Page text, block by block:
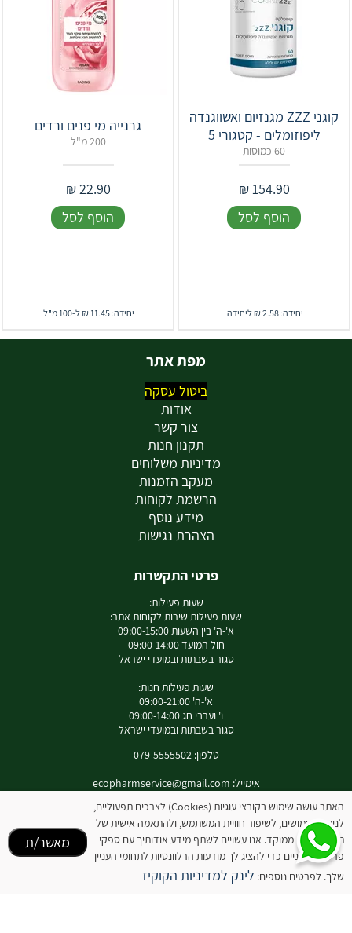
קוגני ZZZ מגנזיום ואשווגנדה
ליפוזומלים - קטגורי 5
60 כמוסות
154.90
₪
הוסף לסל
יחידה: 2.58 ₪ ליחידה
גרנייה מי פנים ורדים
200 מ"ל
22.90
₪
הוסף לסל
יחידה: 11.45 ₪ ל-100 מ"ל
מפת אתר
ביטול עסקה
אודות
צור קשר
תקנון חנות
מדיניות משלוחים
מעקב הזמנות
הרשמת לקוחות
מידע נוסף
הצהרת נגישות
פרטי התקשרות
שעות פעילות:
שעות פעילות שירות לקוחות אתר:
א'-ה' בין השעות 09:00-15:00
חול המועד 09:00-14:00
סגור בשבתות ובמועדי ישראל
שעות פעילות חנות:
א'-ה' 09:00-21:00
ו' וערבי חג 09:00-14:00
סגור בשבתות ובמועדי ישראל
טלפון: 079-5555502
אימייל: ecopharmservice@gmail.com
לאינסטגרם שלנו
המידע באתר זה אינו מהווה תחליף להיוועצות עם רופא או רוקח בטרם רכישת המוצר והתחלת
האתר עושה שימוש בקובצי עוגיות (Cookies) לצרכים תפעוליים,
לניתוח שימושים, לשיפור חוויית המשתמש, ולהתאמה אישית של
תוכן ופרסום ממוקד. אנו עשויים לשתף מידע אודותיך עם ספקי
פרסום חיצוניים כדי להציג לך מודעות הרלוונטיות לתחומי העניין
שלך. לפרטים נוספים: לינק למדיניות הקוקיז
מאשר/ת